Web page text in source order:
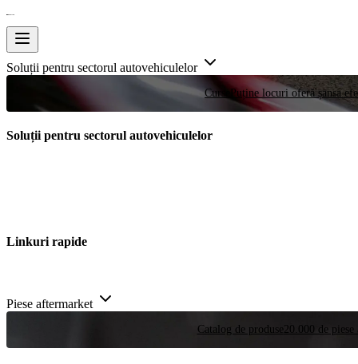
Soluții pentru sectorul autovehiculelor
Curse Puține locuri oferă șansa
Soluții pentru sectorul autovehiculelor
Linkuri rapide
Piese aftermarket
Catalog de produse 20.000 de